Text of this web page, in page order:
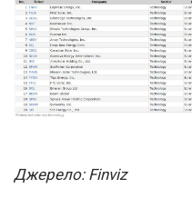
Джерело: Finviz